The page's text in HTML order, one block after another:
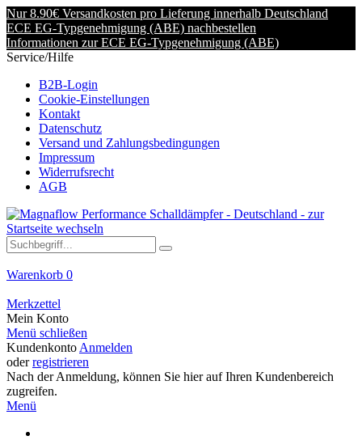
Nur 8.90€ Versandkosten pro Lieferung innerhalb Deutschland
ECE EG-Typgenehmigung (ABE) nachbestellen
Informationen zur ECE EG-Typgenehmigung (ABE)
Service/Hilfe
B2B-Login
Cookie-Einstellungen
Kontakt
Datenschutz
Versand und Zahlungsbedingungen
Impressum
Widerrufsrecht
AGB
Warenkorb 0
Merkzettel
Mein Konto
Menü schließen
Kundenkonto Anmelden
oderregistrieren
Nach der Anmeldung, können Sie hier auf Ihren Kundenbereich
zugreifen.
Menü